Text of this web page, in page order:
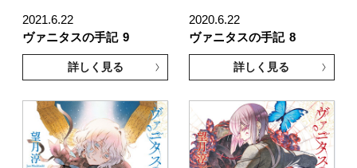
2021.6.22
ヴァニタスの手記 9
詳しく見る
2020.6.22
ヴァニタスの手記 8
詳しく見る